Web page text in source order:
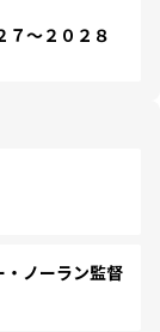
～２０２８
ノーラン監督